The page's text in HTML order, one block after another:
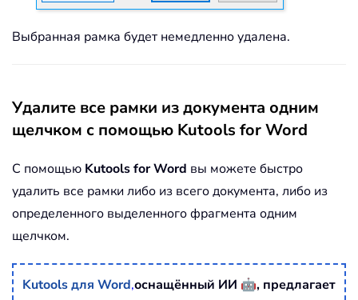
Выбранная рамка будет немедленно удалена.
Удалите все рамки из документа одним
щелчком с помощью Kutools for Word
С помощью Kutools for Word вы можете быстро
удалить все рамки либо из всего документа, либо из
определенного выделенного фрагмента одним
щелчком.
Kutools для Word,оснащённый ИИ 🤖, предлагает